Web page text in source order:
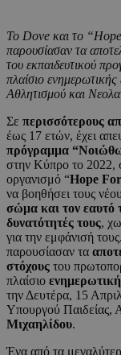
Το Dove και το “Hope
παρουσίασαν τα
του εκπαιδευτικού
πλαίσιο
Αθλητισμού και
Σε περισσότερους
έως 17 ετών, έχει
πρόγραμμα
στην Κύπρο το 2022,
οργανισμό “Hope
να βοηθήσει τους
σώμα και τον εαυτό
δυνατότητές τους,
για την εμφάνισή
παρουσίασαν τα
στόχους του
πλαίσιο
την Δευτέρα, 15
Υπουργού Παιδείας,
Μιχαηλίδου.
Ένα από τα